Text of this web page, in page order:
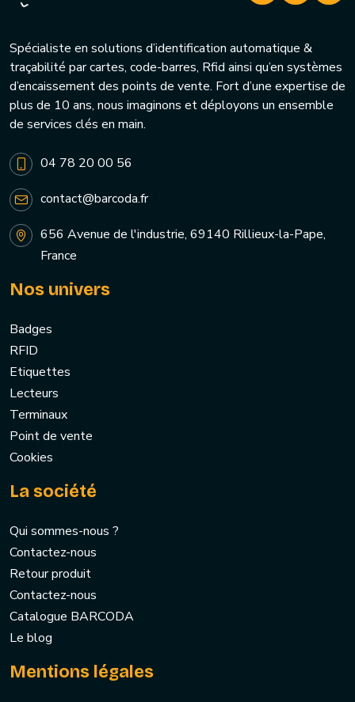
Spécialiste en solutions d’identification automatique &
traçabilité par cartes, code-barres, Rfid ainsi qu’en systèmes
d’encaissement des points de vente. Fort d’une expertise de
plus de 10 ans, nous imaginons et déployons un ensemble
de services clés en main.
04 78 20 00 56
contact@barcoda.fr
656 Avenue de l'industrie, 69140 Rillieux-la-Pape,
France
Nos univers
Badges
RFID
Etiquettes
Lecteurs
Terminaux
Point de vente
Cookies
La société
Qui sommes-nous ?
Contactez-nous
Retour produit
Contactez-nous
Catalogue BARCODA
Le blog
Mentions légales